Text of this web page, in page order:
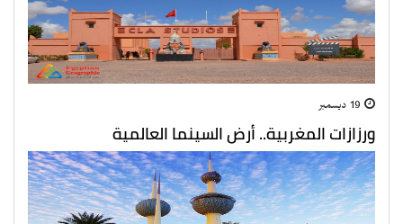
ورزازات المغربية.. أرض السينما العالمية